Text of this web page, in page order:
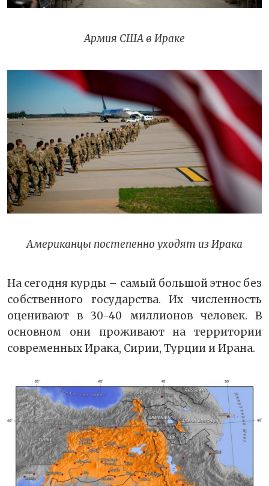
Армия США в Ираке
Американцы постепенно уходят из Ирака
На сегодня курды – самый большой этнос без
собственного государства. Их численность
оценивают в 30-40 миллионов человек. В
основном они проживают на территории
современных Ирака, Сирии, Турции и Ирана.